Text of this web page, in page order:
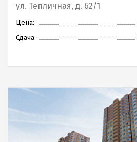
ул. Тепличная, д. 62/1
Цена:
Сдача: